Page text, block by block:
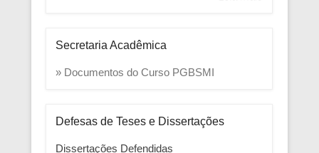
Secretaria Acadêmica
» Documentos do Curso PGBSMI
Defesas de Teses e Dissertações
Dissertações Defendidas